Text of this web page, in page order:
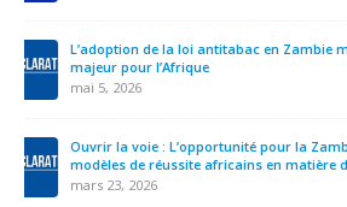
AVIS DE RECRUTEMENT- SECRETAIRE EXECUTIF.VE
septembre 22, 2025
publication d’un rapport parallèle
septembre 4, 2025